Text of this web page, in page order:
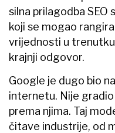
silna prilagodba SEO
koji se mogao
vrijednosti u
krajnji odgovor.
Google je dugo bio
internetu. Nije
prema njima. Taj
čitave industrije, od